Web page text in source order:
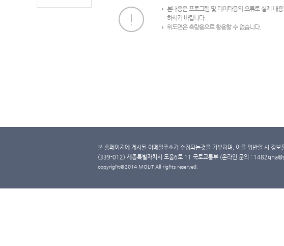
본내용은 프로그램 및 데이타등의 오류로 실제 내
하시기 바랍니다.
위도면은 측량용으로 활용할 수 없습니다.
본 홈페이지에 게시된 이메일주소가 수집되는것을 거부하며, 이를 위반할 시 정보
(339-012) 세종특별자치시 도움6로 11 국토교통부 (온라인 문의 :
copyright@2014 MOLIT All rights reserved.